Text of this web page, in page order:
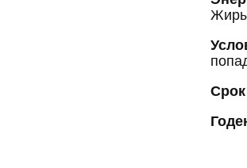
Срок